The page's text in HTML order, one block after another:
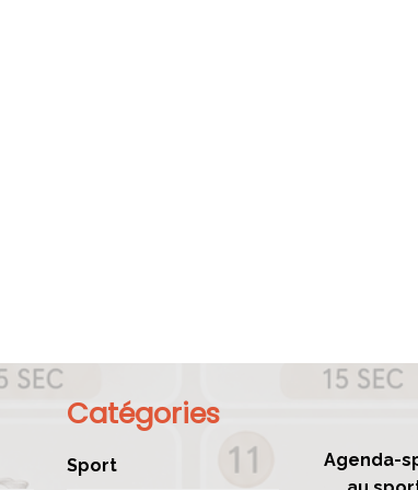
Catégories
Sport
Agenda-